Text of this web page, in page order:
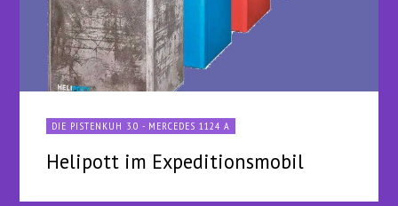
DIE PISTENKUH 3.0 - MERCEDES 1124 A
Helipott im Expeditionsmobil